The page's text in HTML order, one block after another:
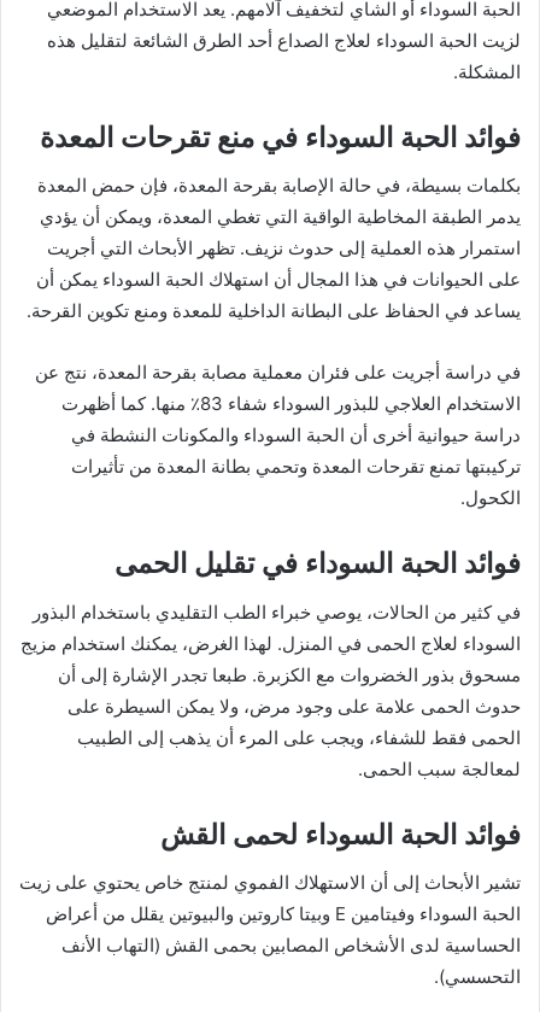
الحبة السوداء أو الشاي لتخفيف آلامهم. يعد الاستخدام الموضعي
لزيت الحبة السوداء لعلاج الصداع أحد الطرق الشائعة لتقليل هذه
المشكلة.
فوائد الحبة السوداء في منع تقرحات المعدة
بكلمات بسيطة، في حالة الإصابة بقرحة المعدة، فإن حمض المعدة
يدمر الطبقة المخاطية الواقية التي تغطي المعدة، ويمكن أن يؤدي
استمرار هذه العملية إلى حدوث نزيف. تظهر الأبحاث التي أجريت
على الحيوانات في هذا المجال أن استهلاك الحبة السوداء يمكن أن
يساعد في الحفاظ على البطانة الداخلية للمعدة ومنع تكوين القرحة.
في دراسة أجريت على فئران معملية مصابة بقرحة المعدة، نتج عن
الاستخدام العلاجي للبذور السوداء شفاء 83٪ منها. كما أظهرت
دراسة حيوانية أخرى أن الحبة السوداء والمكونات النشطة في
تركيبتها تمنع تقرحات المعدة وتحمي بطانة المعدة من تأثيرات
الكحول.
فوائد الحبة السوداء في تقليل الحمى
في كثير من الحالات، يوصي خبراء الطب التقليدي باستخدام البذور
السوداء لعلاج الحمى في المنزل. لهذا الغرض، يمكنك استخدام مزيج
مسحوق بذور الخضروات مع الكزبرة. طبعا تجدر الإشارة إلى أن
حدوث الحمى علامة على وجود مرض، ولا يمكن السيطرة على
الحمى فقط للشفاء، ويجب على المرء أن يذهب إلى الطبيب
لمعالجة سبب الحمى.
فوائد الحبة السوداء لحمى القش
تشير الأبحاث إلى أن الاستهلاك الفموي لمنتج خاص يحتوي على زيت
الحبة السوداء وفيتامين E وبيتا كاروتين والبيوتين يقلل من أعراض
الحساسية لدى الأشخاص المصابين بحمى القش (التهاب الأنف
التحسسي).